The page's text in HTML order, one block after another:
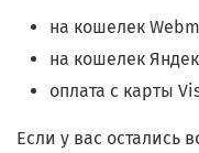
на кошелек
на кошелек
оплата с карты
Если у вас остались